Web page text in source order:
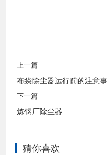
上一篇
布袋除尘器运行前的注意
下一篇
炼钢厂除尘器
猜你喜欢